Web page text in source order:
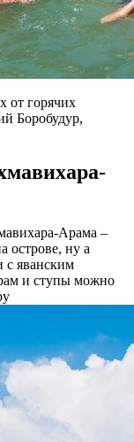
от горячих
Боробудур,
Арама –
острове, ну а
с яванским
и ступы можно